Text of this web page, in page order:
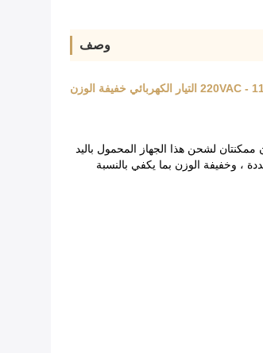
وصف
لشحن هذا الجهاز المحمول باليد
2-15 متراً حول الجهاز من الإشارات الأربعة المحددة ، وخفيفة الوزن بما يكفي بالنسبة